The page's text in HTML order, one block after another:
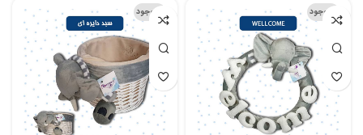
ناموجود ناموجود